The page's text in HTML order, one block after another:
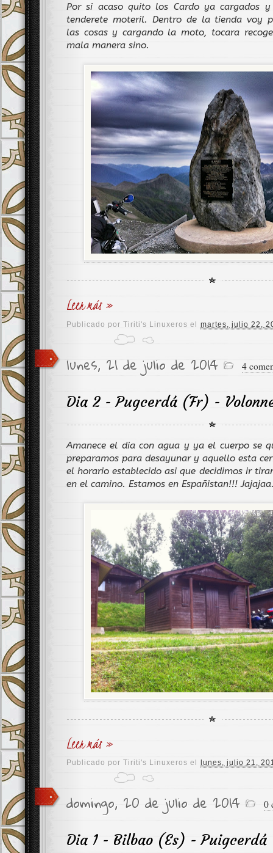
Por si acaso quito los Cardo ya cargados
tenderete moteril. Dentro de la tienda voy
las cosas y cargando la moto, tocara
mala manera sino.
Leer más »
Publicado porTiriti's Linuxeros el martes, julio 22,
lunes, 21 de julio de 2014 4
Dia 2 - Pugcerdá (Fr) -
Amanece el dia con agua y ya el cuerpo se
preparamos para desayunar y aquello esta
el horario establecido asi que decidimos ir
en el camino. Estamos en Españistan!!!
Leer más »
Publicado porTiriti's Linuxeros el lunes, julio 21,
domingo, 20 de julio de 2014 0
Dia 1 - Bilbao (Es) -